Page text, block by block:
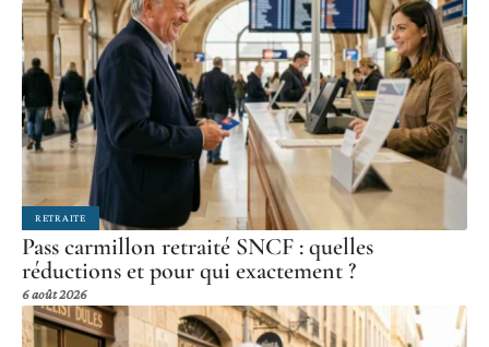
RETRAITE
Pass carmillon retraité SNCF : quelles
réductions et pour qui exactement ?
6 août 2026